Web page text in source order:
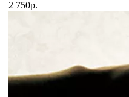
2 750р.